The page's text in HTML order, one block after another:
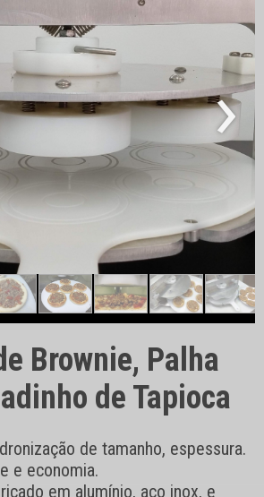
›
Brownie, Palha
de Tapioca
de tamanho, espessura.
e economia.
em alumínio, aço inox, e